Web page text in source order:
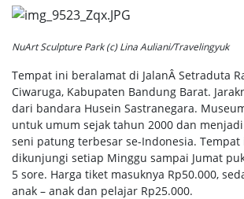
NuArt Sculpture Park (c) Lina Auliani/Travelingyuk
Tempat ini beralamat di JalanÂ Setraduta
Ciwaruga, Kabupaten Bandung Barat.
dari bandara Husein Sastranegara.
untuk umum sejak tahun 2000 dan
seni patung terbesar se-Indonesia. Tempat
dikunjungi setiap Minggu sampai Jumat
5 sore. Harga tiket masuknya Rp50.000,
anak – anak dan pelajar Rp25.000.